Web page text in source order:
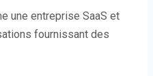
une entreprise SaaS et
fournissant des